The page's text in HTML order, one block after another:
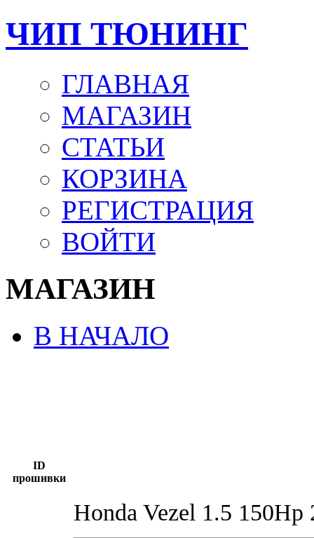
ЧИП ТЮНИНГ
ГЛАВНАЯ
МАГАЗИН
СТАТЬИ
КОРЗИНА
РЕГИСТРАЦИЯ
ВОЙТИ
МАГАЗИН
В НАЧАЛО
ID
прошивки
Honda Vezel 1.5 150Hp